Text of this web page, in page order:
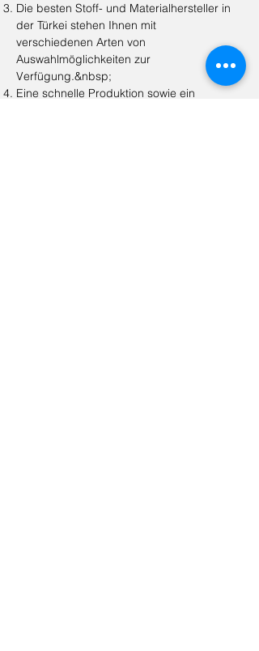
Die besten Stoff- und Materialhersteller in
der Türkei stehen Ihnen mit
verschiedenen Arten von
Auswahlmöglichkeiten zur
Verfügung.&nbsp;
Eine schnelle Produktion sowie ein